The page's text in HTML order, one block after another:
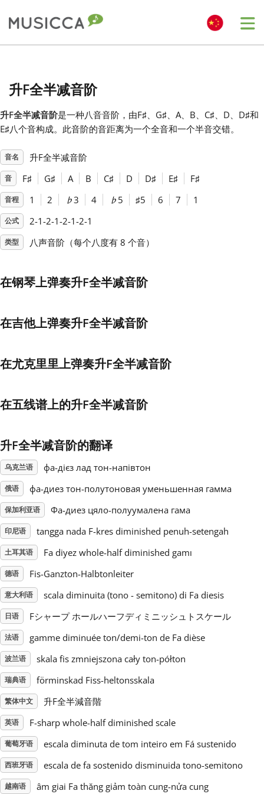
Български
Dansk
Deutsch
Español
Français
한국어
हिन्दी
Italiano
日本語
Português
Русский
Svenska
Українська
简体中文
升F全半减音阶
升F全半减音阶是一种八音音阶，由F♯、G♯、A、B、C♯、D、D♯和
E♯八个音构成。此音阶的音距离为一个全音和一个半音交错。
音名 升F全半减音阶
音 F♯ G♯ A B C♯ D D♯ E♯ F♯
音程 1 2 ♭3 4 ♭ 5 ♯5 6 7 1
公式 2-1-2-1-2-1-2-1
类型 八声音阶（每个八度有 8 个音）
在钢琴上弹奏升F全半减音阶
在吉他上弹奏升F全半减音阶
在尤克里里上弹奏升F全半减音阶
在五线谱上的升F全半减音阶
升F全半减音阶的翻译
乌克兰语 фа-дієз лад тон-напівтон
俄语 фа-диез тон-полутоновая уменьшенная гамма
保加利亚语 Фа-диез цяло-полуумалена гама
印尼语 tangga nada F-kres diminished penuh-setengah
土耳其语 Fa diyez whole-half diminished gamı
德语 Fis-Ganzton-Halbtonleiter
意大利语 scala diminuita (tono - semitono) di Fa diesis
日语 Fシャープ ホールハーフディミニッシュトスケール
法语 gamme diminuée ton/demi-ton de Fa dièse
波兰语 skala fis zmniejszona cały ton-półton
瑞典语 förminskad Fiss-heltonsskala
繁体中文 升F全半減音階
英语 F-sharp whole-half diminished scale
葡萄牙语 escala diminuta de tom inteiro em Fá sustenido
西班牙语 escala de fa sostenido disminuida tono-semitono
越南语 âm giai Fa thăng giảm toàn cung-nửa cung